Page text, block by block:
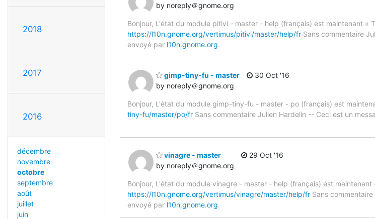
2018
2017
2016
décembre
novembre
octobre
septembre
août
juillet
juin
by noreply＠gnome.org
Bonjour, L'état du module pitivi - master - help (français) est maintenant «
https://l10n.gnome.org/vertimus/pitivi/master/help/fr Sans commentaire
envoyé par l10n.gnome.org.
gimp-tiny-fu - master
by noreply＠gnome.org
30 Oct '16
Bonjour, L'état du module gimp-tiny-fu - master - po (français) est
tiny-fu/master/po/fr Sans commentaire Julien Hardelin -- Ceci est un
vinagre - master
by noreply＠gnome.org
29 Oct '16
Bonjour, L'état du module vinagre - master - help (français) est maintenant
https://l10n.gnome.org/vertimus/vinagre/master/help/fr Sans
envoyé par l10n.gnome.org.